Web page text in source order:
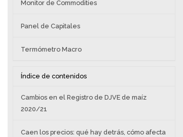
Monitor de Commodities
Panel de Capitales
Termómetro Macro
Índice de contenidos
Cambios en el Registro de DJVE de maíz
2020/21
Caen los precios: qué hay detrás, cómo afecta